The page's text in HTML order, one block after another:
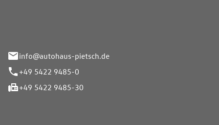
info@autohaus-pietsch.de
+49 5422 9485-0
+49 5422 9485-30